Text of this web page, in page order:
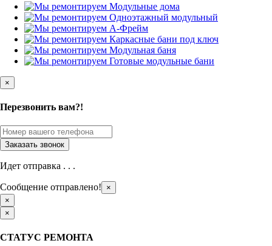
×
Перезвонить вам?!
Идет отправка . . .
Сообщение отправлено!
×
×
×
СТАТУС РЕМОНТА